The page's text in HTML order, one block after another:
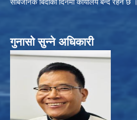
सार्बजनिक बिदाको दिनमा कार्यालय बन्द रहने छ ।
गुनासो सुन्ने अधिकारी